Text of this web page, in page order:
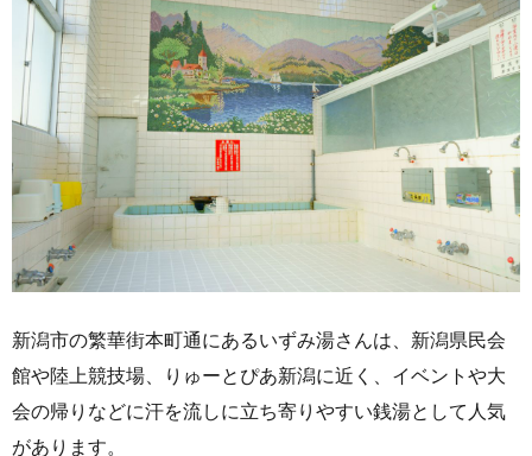
新潟市の繁華街本町通にあるいずみ湯さんは、新潟県民会
館や陸上競技場、りゅーとぴあ新潟に近く、イベントや大
会の帰りなどに汗を流しに立ち寄りやすい銭湯として人気
があります。